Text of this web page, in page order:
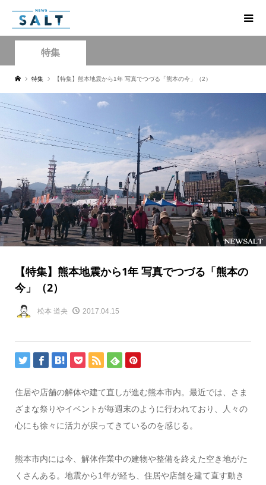
特集
特集 【特集】熊本地震から1年 写真でつづる「熊本の今」（2）
【特集】熊本地震から1年 写真でつづる「熊本の
今」（2）
松本 道央 2017.04.15
住居や店舗の解体や建て直しが進む熊本市内。最近では、さま
ざまな祭りやイベントが毎週末のように行われており、人々の
心にも徐々に活力が戻ってきているのを感じる。
熊本市内には今、解体作業中の建物や整備を終えた空き地がた
くさんある。地震から1年が経ち、住居や店舗を建て直す動き